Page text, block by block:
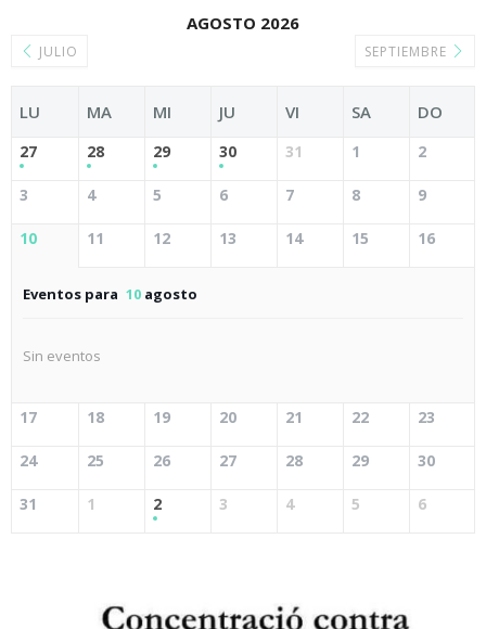
JULIO
AGOSTO 2026
SEPTIEMBRE
LU MA MI JU VI SA DO
27 28 29 30 31 1 2
3 4 5 6 7 8 9
10 11 12 13 14 15 16
Eventos para 10 agosto
Sin eventos
17 18 19 20 21 22 23
24 25 26 27 28 29 30
31 1 2 3 4 5 6